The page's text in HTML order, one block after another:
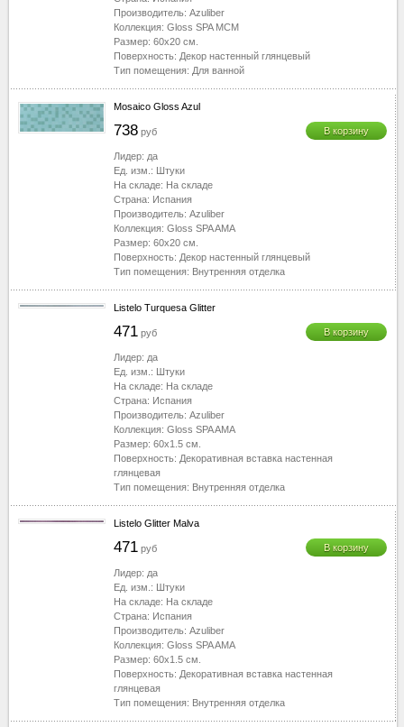
Производитель: Azuliber
Коллекция: Gloss SPA MCM
Размер: 60x20 см.
Поверхность: Декор настенный глянцевый
Тип помещения: Для ванной
Mosaico Gloss Azul
738 руб В корзину
Лидер: да
Ед. изм.: Штуки
На складе: На складе
Страна: Испания
Производитель: Azuliber
Коллекция: Gloss SPA AMA
Размер: 60x20 см.
Поверхность: Декор настенный глянцевый
Тип помещения: Внутренняя отделка
Listelo Turquesa Glitter
471 руб В корзину
Лидер: да
Ед. изм.: Штуки
На складе: На складе
Страна: Испания
Производитель: Azuliber
Коллекция: Gloss SPA AMA
Размер: 60x1.5 см.
Поверхность: Декоративная вставка настенная
глянцевая
Тип помещения: Внутренняя отделка
Listelo Glitter Malva
471 руб В корзину
Лидер: да
Ед. изм.: Штуки
На складе: На складе
Страна: Испания
Производитель: Azuliber
Коллекция: Gloss SPA AMA
Размер: 60x1.5 см.
Поверхность: Декоративная вставка настенная
глянцевая
Тип помещения: Внутренняя отделка